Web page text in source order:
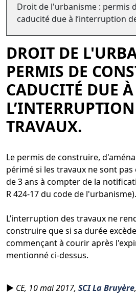
Droit de l'urbanisme : permis
caducité due à l’interruption
DROIT DE
PERMIS DE
CADUCITÉ DUE À
TRAVAUX.
Le permis de construire,
périmé si les travaux ne sont
de 3 ans à compter de la
R 424-17 du code de l'urbanisme).
L’interruption des travaux ne
construire que si sa durée
commençant à courir après
mentionné ci-dessus.
► CE, 10 mai 2017, SCI La Bruyère